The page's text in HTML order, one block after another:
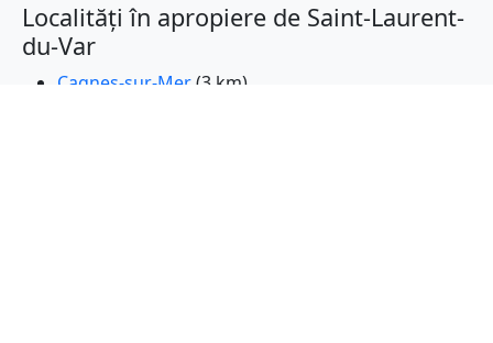
Localități în apropiere de Saint-Laurent-
du-Var
Cagnes-sur-Mer(3 km)